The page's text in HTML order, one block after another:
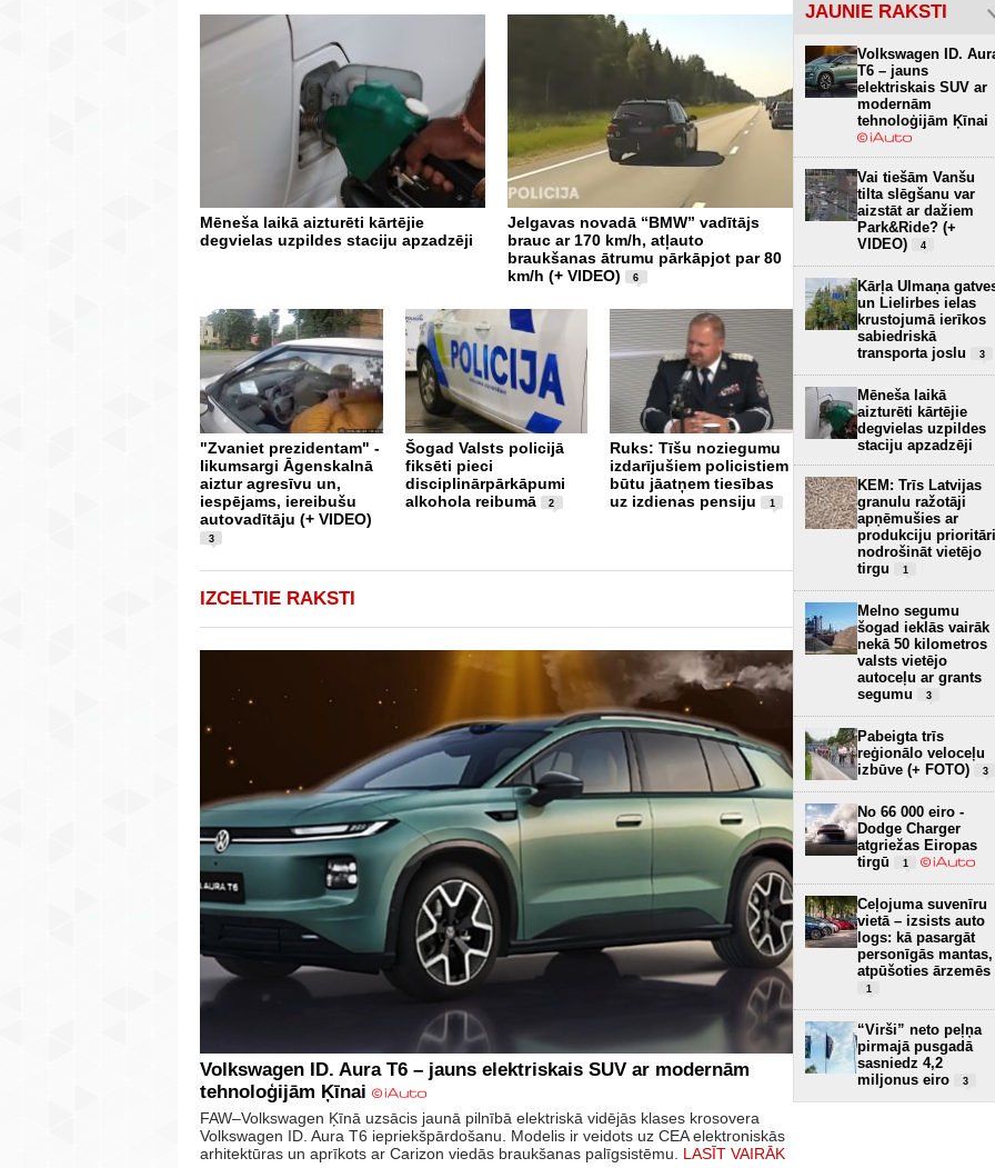
Mēneša laikā aizturēti kārtējie
degvielas uzpildes staciju apzadzēji
Jelgavas novadā “BMW” vadītājs
brauc ar 170 km/h, atļauto
braukšanas ātrumu pārkāpjot par 80
km/h (+ VIDEO)
6
"Zvaniet prezidentam" -
likumsargi Āgenskalnā
aiztur agresīvu un,
iespējams, iereibušu
autovadītāju (+ VIDEO)
3
Šogad Valsts policijā
fiksēti pieci
disciplinārpārkāpumi
alkohola reibumā
2
Ruks: Tīšu noziegumu
izdarījušiem policistiem
būtu jāatņem tiesības
uz izdienas pensiju
1
Policija aiztur vīrieti
smagu ceļu satiksmes
Madonā; tiesa piemēro
7
Berlīnē policijas
operācijā nošauts
praida laikā cilvēkos
iebraukušais uzbrucējs
9
IZCELTIE RAKSTI
Volkswagen ID. Aura T6 – jauns elektriskais SUV ar modernām
tehnoloģijām Ķīnai
FAW–Volkswagen Ķīnā uzsācis jaunā pilnībā elektriskā vidējās klases krosovera
Volkswagen ID. Aura T6 iepriekšpārdošanu. Modelis ir veidots uz CEA elektroniskās
arhitektūras un aprīkots ar Carizon viedās braukšanas palīgsistēmu. LASĪT VAIRĀK
JAUNIE RAKSTI
Volkswagen ID.
T6 – jauns
elektriskais SUV ar
modernām
tehnoloģijām Ķīnai
Vai tiešām Vanšu
tilta slēgšanu var
aizstāt ar dažiem
Park&Ride? (+
VIDEO)
4
Kārļa Ulmaņa
un Lielirbes ielas
krustojumā ierīkos
sabiedriskā
transporta joslu
3
Mēneša laikā
aizturēti kārtējie
degvielas uzpildes
staciju apzadzēji
KEM: Trīs Latvijas
granulu ražotāji
apņēmušies ar
produkciju prioritāri
nodrošināt vietējo
tirgu
1
Melno segumu
šogad ieklās vairāk
nekā 50 kilometros
valsts vietējo
autoceļu ar grants
segumu
3
Pabeigta trīs
reģionālo veloceļu
izbūve (+ FOTO)
3
No 66 000 eiro -
Dodge Charger
atgriežas Eiropas
tirgū
1
Ceļojuma suvenīru
vietā – izsists auto
logs: kā pasargāt
personīgās mantas,
atpūšoties ārzemēs
1
“Virši” neto peļņa
pirmajā pusgadā
sasniedz 4,2
miljonus eiro
3